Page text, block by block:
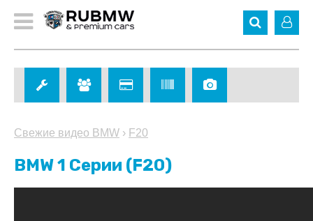
Свежие видео BMW › F20
BMW 1 Серии (F20)